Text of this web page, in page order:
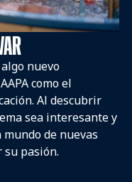
nuevo
como el
Al descubrir
sea interesante y
de nuevas
su pasión.